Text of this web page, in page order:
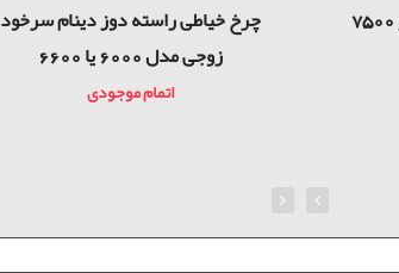
چرخ خیاطی راسته دوز دینام سرخود
زوجی مدل 6000 يا 6600
اتمام موجودی
چرخ خیاطی ژانومه 7000 و 7500